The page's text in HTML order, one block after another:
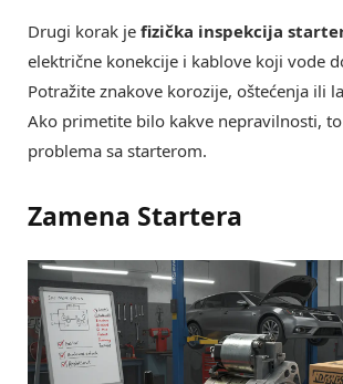
Drugi korak je fizička inspekcija
električne konekcije i kablove koji vode
Potražite znakove korozije, oštećenja ili
Ako primetite bilo kakve nepravilnosti,
problema sa starterom.
Zamena Startera